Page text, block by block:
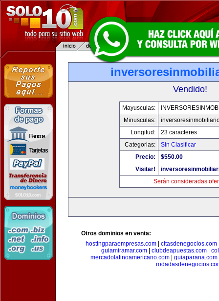
Vendido!
Mayusculas:
Minusculas:
Longitud:
23 caracteres
Categorias:
Sin Clasificar
Precio:
$550.00
Visitar!
Serán consideradas
Otros dominios en venta:
hostingparaempresas.com| citasdenegocios.com
guiamiramar.com
clubdeapuestas.com
mercadolatinoamericano.com| guiaparana.com